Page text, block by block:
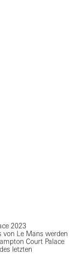
2023
von Le Mans werden
Court Palace
letzten